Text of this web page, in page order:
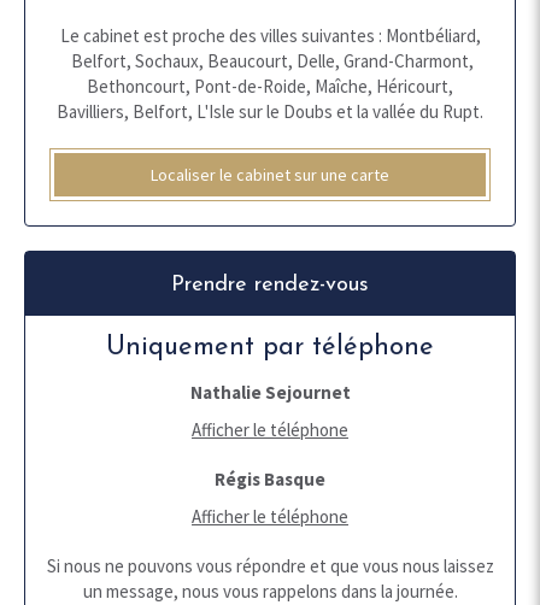
Le cabinet est proche des villes suivantes : Montbéliard,
Belfort, Sochaux, Beaucourt, Delle, Grand-Charmont,
Bethoncourt, Pont-de-Roide, Maîche, Héricourt,
Bavilliers, Belfort, L'Isle sur le Doubs et la vallée du Rupt.
Localiser le cabinet sur une carte
Prendre rendez-vous
Uniquement par téléphone
Nathalie Sejournet
Afficher le téléphone
Régis Basque
Afficher le téléphone
Si nous ne pouvons vous répondre et que vous nous laissez
un message, nous vous rappelons dans la journée.